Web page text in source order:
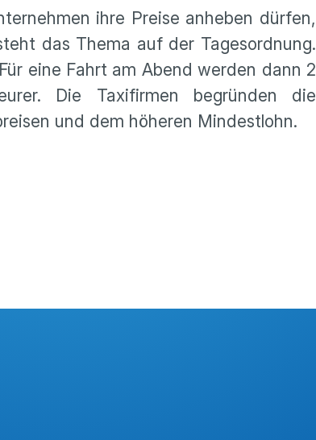
ihre Preise anheben dürfen,
das Thema auf der Tagesordnung.
eine Fahrt am Abend werden dann 2
Die Taxifirmen begründen die
und dem höheren Mindestlohn.